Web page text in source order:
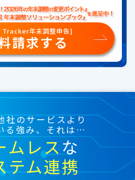
年末調整申告]
請求する
社のサービスより
る強み、それは…
ムレスな
テム連携